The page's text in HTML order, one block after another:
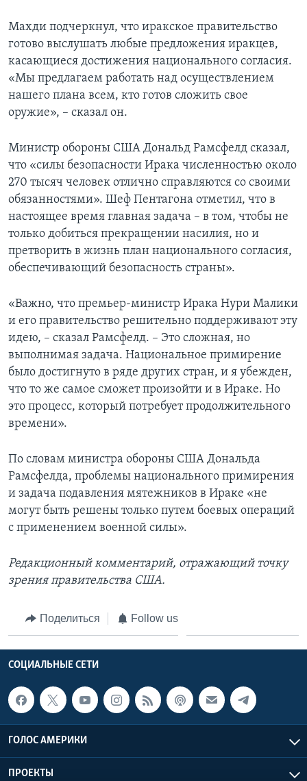
Махди подчеркнул, что иракское правительство
готово выслушать любые предложения иракцев,
касающиеся достижения национального согласия.
«Мы предлагаем работать над осуществлением
нашего плана всем, кто готов сложить свое
оружие», – сказал он.
Министр обороны США Дональд Рамсфелд сказал,
что «силы безопасности Ирака численностью около
270 тысяч человек отлично справляются со своими
обязанностями». Шеф Пентагона отметил, что в
настоящее время главная задача – в том, чтобы не
только добиться прекращении насилия, но и
претворить в жизнь план национального согласия,
обеспечивающий безопасность страны».
«Важно, что премьер-министр Ирака Нури Малики
и его правительство решительно поддерживают эту
идею, – сказал Рамсфелд. – Это сложная, но
выполнимая задача. Национальное примирение
было достигнуто в ряде других стран, и я убежден,
что то же самое сможет произойти и в Ираке. Но
это процесс, который потребует продолжительного
времени».
По словам министра обороны США Дональда
Рамсфелда, проблемы национального примирения
и задача подавления мятежников в Ираке «не
могут быть решены только путем боевых операций
с применением военной силы».
Редакционный комментарий, отражающий точку
зрения правительства США.
Поделиться Follow us
СОЦИАЛЬНЫЕ СЕТИ
ГОЛОС АМЕРИКИ
ПРОЕКТЫ